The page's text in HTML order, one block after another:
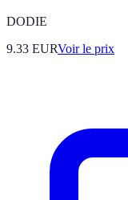
DODIE
9.33 EURVoir le prix